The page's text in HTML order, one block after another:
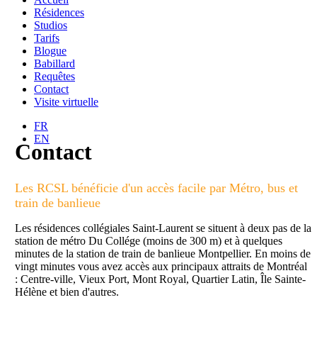
Résidences
Studios
Tarifs
Blogue
Babillard
Requêtes
Contact
Visite virtuelle
FR
EN
Contact
Les RCSL bénéficie d'un accès facile par Métro, bus et
train de banlieue
Les résidences collégiales Saint-Laurent se situent à deux pas de la
station de métro Du Collége (moins de 300 m) et à quelques
minutes de la station de train de banlieue Montpellier. En moins de
vingt minutes vous avez accès aux principaux attraits de Montréal
: Centre-ville, Vieux Port, Mont Royal, Quartier Latin, Île Sainte-
Hélène et bien d'autres.